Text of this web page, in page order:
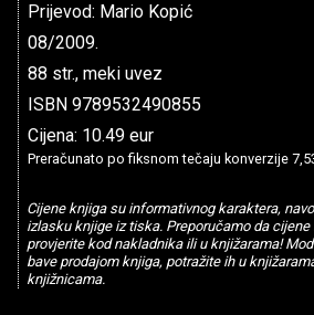
Prijevod: Mario Kopić
08/2009.
88 str., meki uvez
ISBN 9789532490855
Cijena: 10.49 eur
Preračunato po fiksnom tečaju konverzije
Cijene knjiga su informativnog karaktera,
izlasku knjige iz tiska. Preporučamo da
provjerite kod nakladnika ili u knjižarama!
bave prodajom knjiga, potražite ih u
knjižnicama.